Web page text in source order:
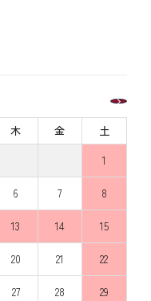
木 金
土
1
6 7 8
13 14 15
20 21 22
27 28 29